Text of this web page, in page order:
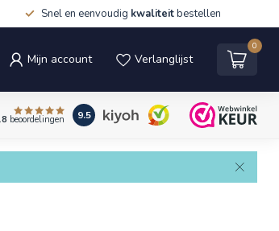
Snel en eenvoudig kwaliteitbestellen
Mijn account Verlanglijst
0
beoordelingen 9.5